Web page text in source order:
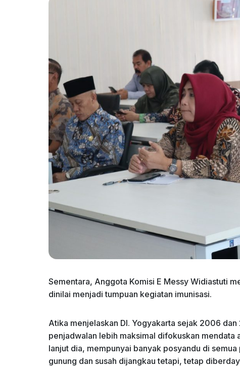
Sementara, Anggota Komisi E Messy Widiastuti
dinilai menjadi tumpuan kegiatan imunisasi.
Atika menjelaskan DI. Yogyakarta sejak 2006
penjadwalan lebih maksimal difokuskan mendata
lanjut dia, mempunyai banyak posyandu di
gunung dan susah dijangkau tetapi, tetap